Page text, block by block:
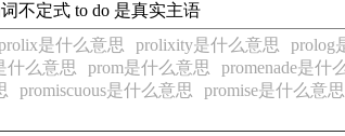
不定式 to do 是真实主语
是什么意思 prolixity是什么意思 prolog
什么意思 prom是什么意思 promenade是什
promiscuous是什么意思 promise是什么意思